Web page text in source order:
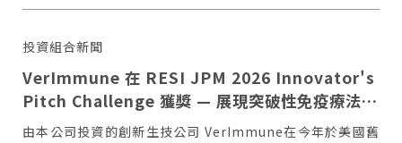
投資組合新聞
VerImmune 在 RESI JPM 2026 Innovator's
Pitch Challenge 獲獎 — 展現突破性免疫療法潛
力
由本公司投資的創新生技公司 VerImmune在今年於美國舊